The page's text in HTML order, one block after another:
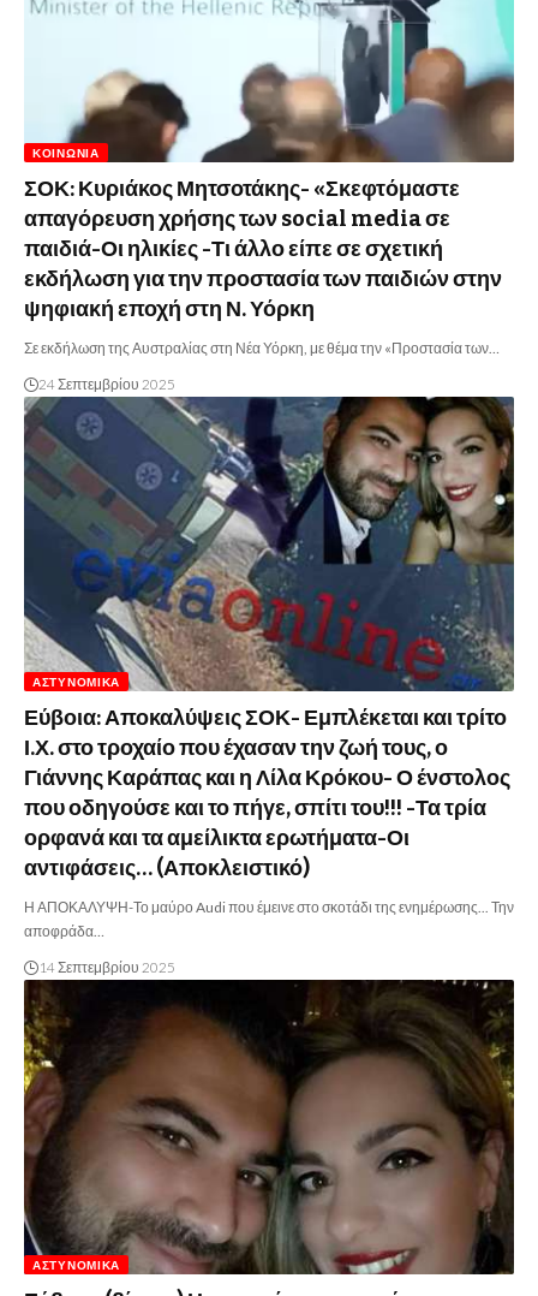
ΚΟΙΝΩΝΊΑ
ΣΟΚ: Κυριάκος Μητσοτάκης- «Σκεφτόμαστε
απαγόρευση χρήσης των social media σε
παιδιά-Οι ηλικίες -Τι άλλο είπε σε σχετική
εκδήλωση για την προστασία των παιδιών στην
ψηφιακή εποχή στη Ν. Υόρκη
Σε εκδήλωση της Αυστραλίας στη Νέα Υόρκη, με θέμα την «Προστασία των…
24 Σεπτεμβρίου 2025
ΑΣΤΥΝΟΜΙΚΆ
Εύβοια: Αποκαλύψεις ΣΟΚ- Εμπλέκεται και τρίτο
Ι.Χ. στο τροχαίο που έχασαν την ζωή τους, ο
Γιάννης Καράπας και η Λίλα Κρόκου- Ο ένστολος
που οδηγούσε και το πήγε, σπίτι του!!! -Τα τρία
ορφανά και τα αμείλικτα ερωτήματα-Οι
αντιφάσεις… (Αποκλειστικό)
Η ΑΠΟΚΑΛΥΨΗ-Το μαύρο Audi που έμεινε στο σκοτάδι της ενημέρωσης... Την
αποφράδα…
14 Σεπτεμβρίου 2025
ΑΣΤΥΝΟΜΙΚΆ